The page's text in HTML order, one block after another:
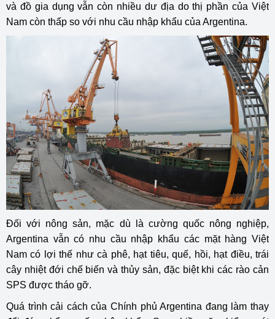
và đồ gia dụng vẫn còn nhiều dư địa do thị phần của Việt
Nam còn thấp so với nhu cầu nhập khẩu của Argentina.
Đối với nông sản, mặc dù là cường quốc nông nghiệp,
Argentina vẫn có nhu cầu nhập khẩu các mặt hàng Việt
Nam có lợi thế như cà phê, hạt tiêu, quế, hồi, hạt điều, trái
cây nhiệt đới chế biến và thủy sản, đặc biệt khi các rào cản
SPS được tháo gỡ.
Quá trình cải cách của Chính phủ Argentina đang làm thay